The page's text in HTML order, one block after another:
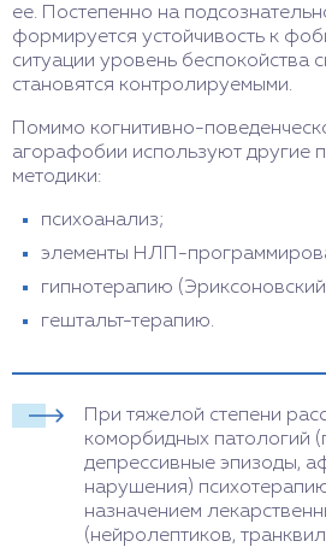
ее. Постепенно на
формируется устойчивость к
ситуации уровень беспокойства
становятся контролируемыми.
Помимо когнитивно-
агорафобии используют другие
методики:
психоанализ;
элементы НЛП-
гипнотерапию
гештальт-терапию.
При тяжелой степени
коморбидных патологий
депрессивные эпизоды,
нарушения)
назначением
(нейролептиков,